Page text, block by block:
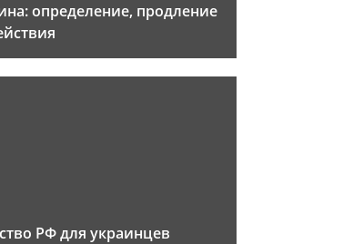
определение, продление
РФ для украинцев